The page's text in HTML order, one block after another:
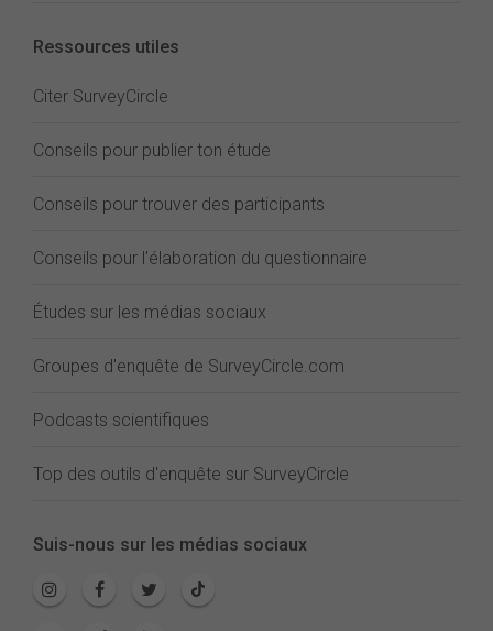
Ressources utiles
Citer SurveyCircle
Conseils pour publier ton étude
Conseils pour trouver des participants
Conseils pour l'élaboration du questionnaire
Études sur les médias sociaux
Groupes d'enquête de SurveyCircle.com
Podcasts scientifiques
Top des outils d'enquête sur SurveyCircle
Suis-nous sur les médias sociaux